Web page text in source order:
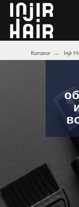
Каталог → Injir